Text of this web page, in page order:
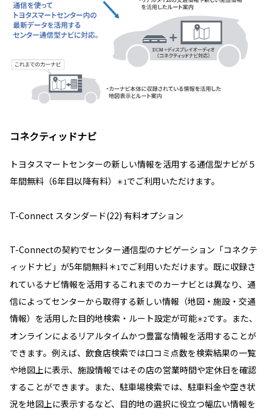
コネクティッドナビ
トヨタスマートセンターの新しい情報を活用する通信型ナビが５
年間無料（6年目以降有料）
＊1でご利用いただけます。
T-Connect スタンダード(22) 有料オプション
T-Connectの契約でセンター通信型のナビゲーション「コネクテ
ィッドナビ」が5年間無料＊1でご利用いただけます。既に収録さ
れているナビ情報を活用するこれまでのカーナビとは異なり、通
信によってセンターから取得する新しい情報（地図・施設・交通
情報）を活用した目的地検索・ルート設定が可能＊2です。また、
オンラインによるリアルタイムかつ豊富な情報を活用することが
できます。例えば、飲食店検索では口コミ点数を検索結果の一覧
や地図上に表示、施設情報ではその店の営業時間や定休日を確認
することができます。また、駐車場検索では、駐車料金や空き状
況を地図上に表示するなど、目的地の選択に役立つ幅広い情報を